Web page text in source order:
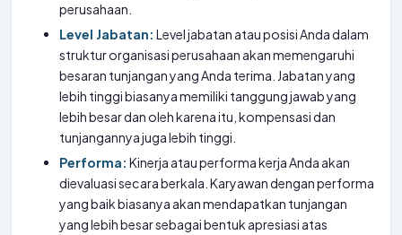
perusahaan.
Level Jabatan: Level jabatan atau posisi Anda dalam
struktur organisasi perusahaan akan memengaruhi
besaran tunjangan yang Anda terima. Jabatan yang
lebih tinggi biasanya memiliki tanggung jawab yang
lebih besar dan oleh karena itu, kompensasi dan
tunjangannya juga lebih tinggi.
Performa: Kinerja atau performa kerja Anda akan
dievaluasi secara berkala. Karyawan dengan performa
yang baik biasanya akan mendapatkan tunjangan
yang lebih besar sebagai bentuk apresiasi atas